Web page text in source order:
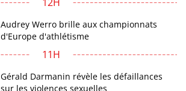
Audrey Werro brille aux championnats
d'Europe d'athlétisme
11H
Gérald Darmanin révèle les défaillances
sur les violences sexuelles